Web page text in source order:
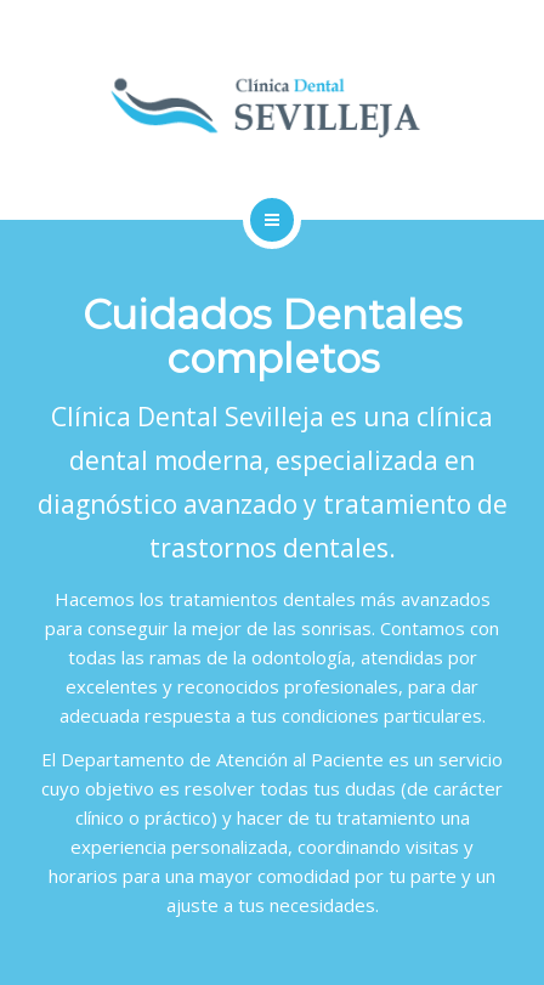
PROFESIONALES
CLÍNICA
PROFESIONALES
Cuidados Dentales
completos
Clínica Dental Sevilleja es una clínica
dental moderna, especializada en
diagnóstico avanzado y tratamiento de
trastornos dentales.
Hacemos los tratamientos dentales más avanzados
para conseguir la mejor de las sonrisas. Contamos con
todas las ramas de la odontología, atendidas por
excelentes y reconocidos profesionales, para dar
adecuada respuesta a tus condiciones particulares.
El Departamento de Atención al Paciente es un servicio
cuyo objetivo es resolver todas tus dudas (de carácter
clínico o práctico) y hacer de tu tratamiento una
experiencia personalizada, coordinando visitas y
horarios para una mayor comodidad por tu parte y un
ajuste a tus necesidades.